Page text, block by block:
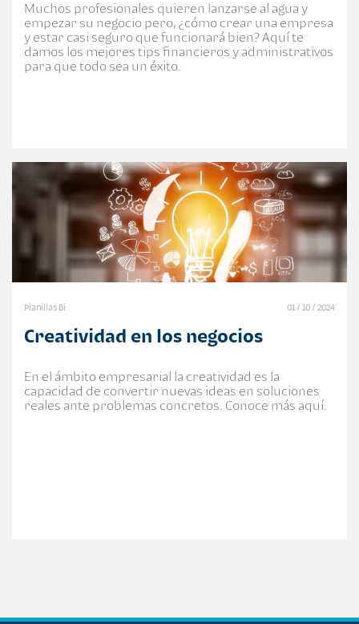
Muchos profesionales quieren lanzarse al agua y
empezar su negocio pero, ¿cómo crear una empresa
y estar casi seguro que funcionará bien? Aquí te
damos los mejores tips financieros y administrativos
para que todo sea un éxito.
Planillas Bi 01 / 10 / 2024
Creatividad en los negocios
En el ámbito empresarial la creatividad es la
capacidad de convertir nuevas ideas en soluciones
reales ante problemas concretos. Conoce más aquí.